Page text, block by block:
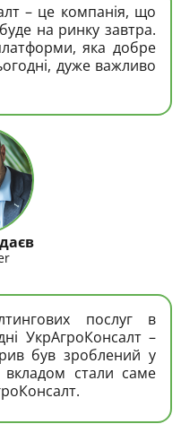
– це компанія, що
на ринку завтра.
яка добре
дуже важливо
послуг в
УкрАгроКонсалт –
був зроблений у
вкладом стали саме